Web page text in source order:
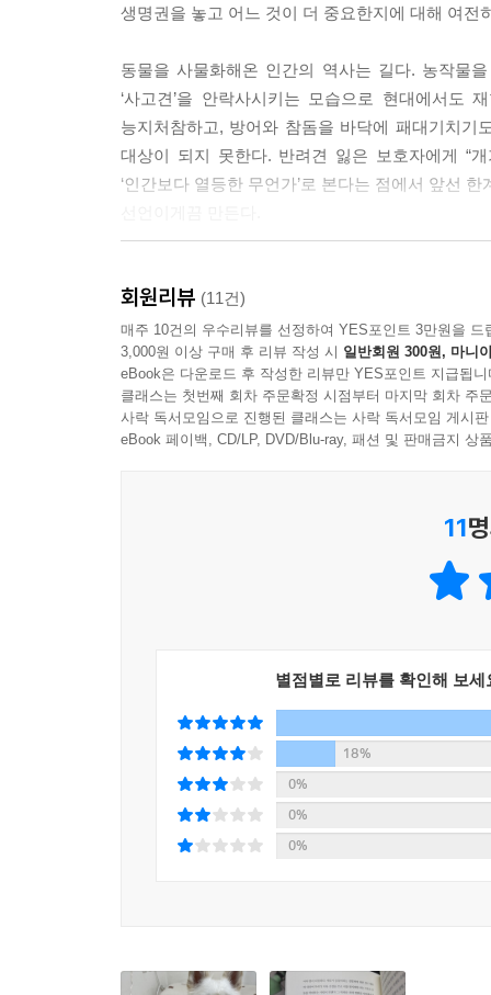
생명권을 놓고 어느 것이 더 중요한지에 대해 여
동물을 사물화해온 인간의 역사는 길다. 농작물
‘사고견’을 안락사시키는 모습으로 현대에서도
능지처참하고, 방어와 참돔을 바닥에 패대기치기
대상이 되지 못한다. 반려견 잃은 보호자에게 “
‘인간보다 열등한 무언가’로 본다는 점에서 앞선
만인이 동의하는 세상이다. 물론 사람과 동물
일치한다고 볼 수 없기 때문이다. 그러나 동시에
거울에 비친 자신의 모습을 인지하고, 몸에 찍힌
사람과 교감한다. 그동안 인간과 동물의 차이만
제안한다.
저자는 저 자신의 직업을 지루함을 견디는 일이
산양 소송 사건’을 진행했고, 전례를 찾기 힘든
혐오를 근절하자는 포스터도 제작한다. 변호사
삼고, 피부가 벗겨진 타인의 마당 개를 돌봐주기
쓰듯, 책에 성실히 적었다.
동물만을 위한 것이 아니다
사회의 약자, 소수자에 대한 배려와 존중으로 이
회원리뷰 (11건)
매주 10건의 우수리뷰를 선정하여 YES포인트 3만원을 드
3,000원 이상 구매 후 리뷰 작성 시 일반회원 300원, 마니
eBook은 다운로드 후 작성한 리뷰만 YES포인트 지급됩니
클래스는 첫번째 회차 주문확정 시점부터 마지막 회차 주
사락 독서모임으로 진행된 클래스는 사락 독서모임 게시
eBook 페이백, CD/LP, DVD/Blu-ray, 패션 및 판매금지 상
11
별점별로 리뷰를 확인해 보세
18%
0%
0%
0%